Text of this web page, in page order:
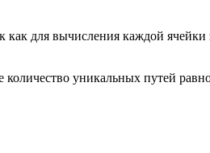
для вычисления каждой
уникальных путей